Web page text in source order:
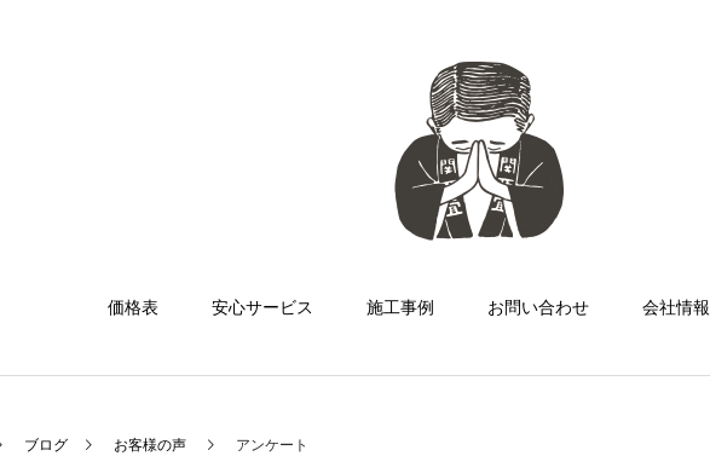
価格表 安心サービス 施工事例 お問い合わせ 会社情報
ブログ お客様の声 アンケート